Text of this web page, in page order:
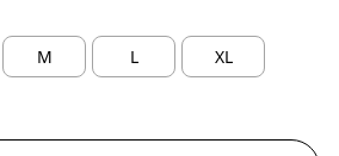
M L XL